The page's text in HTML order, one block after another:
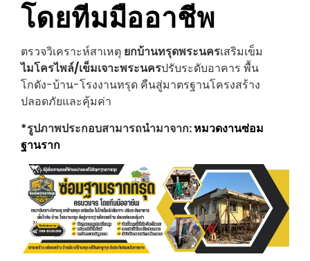
โดยทีมมืออาชีพ
ตรวจวิเคราะห์สาเหตุ ยกบ้านทรุดพระนครเสริมเข็ม
ไมโครไพล์/เข็มเจาะพระนครปรับระดับอาคาร พื้น
โกดัง-บ้าน-โรงงานทรุด คืนสู่มาตรฐานโครงสร้าง
ปลอดภัยและคุ้มค่า
*รูปภาพประกอบสามารถนำมาจาก:หมวดงานซ่อม
ฐานราก